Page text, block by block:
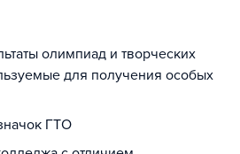
олимпиад и творческих
для получения особых
ГТО